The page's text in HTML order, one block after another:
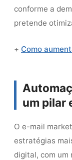
conforme a
pretende
+ Como
um pilar
O e-mail
estratégias
digital, com um